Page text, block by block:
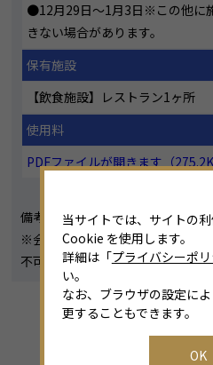
●12月29日～1月3日※この他に
きない場合があります。
保有施設
【飲食施設】レストラン1ヶ所
使用料
PDFファイルが開きます（
備考：
※会議室での営利目的の使用等は
不可。
当サイトでは、サイトの
Cookie を使用します。
詳細は「プライバシーポ
い。
なお、ブラウザの設定に
更することもできます。
OK